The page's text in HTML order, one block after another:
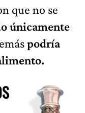
que no se
únicamente
podría